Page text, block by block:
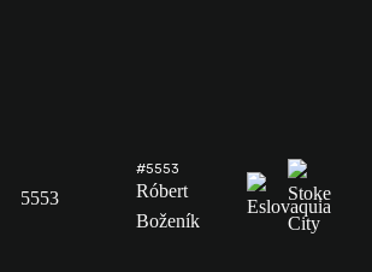
5553
#5553
Róbert
Boženík